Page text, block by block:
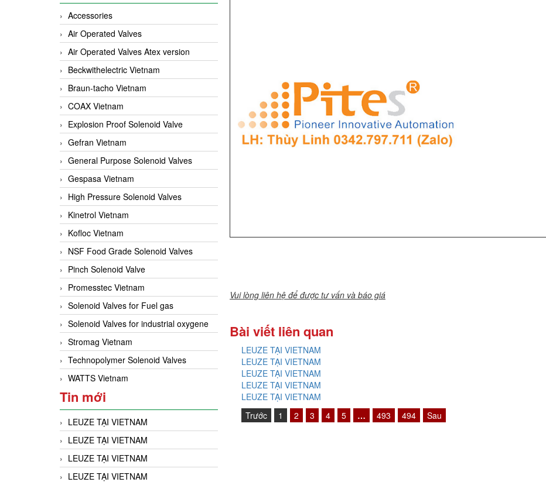
Accessories
Air Operated Valves
Air Operated Valves Atex version
Beckwithelectric Vietnam
Braun-tacho Vietnam
COAX Vietnam
Explosion Proof Solenoid Valve
Gefran Vietnam
General Purpose Solenoid Valves
Gespasa Vietnam
High Pressure Solenoid Valves
Kinetrol Vietnam
Kofloc Vietnam
NSF Food Grade Solenoid Valves
Pinch Solenoid Valve
Promesstec Vietnam
Solenoid Valves for Fuel gas
Solenoid Valves for industrial oxygene
Stromag Vietnam
Technopolymer Solenoid Valves
WATTS Vietnam
Tin mới
LEUZE TẠI VIETNAM
LEUZE TẠI VIETNAM
LEUZE TẠI VIETNAM
LEUZE TẠI VIETNAM
Vui lòng liên hệ để được tư vấn và báo giá
Bài viết liên quan
LEUZE TẠI VIETNAM
LEUZE TẠI VIETNAM
LEUZE TẠI VIETNAM
LEUZE TẠI VIETNAM
LEUZE TẠI VIETNAM
Trước
1 2 3 4 5 … 493 494 Sau